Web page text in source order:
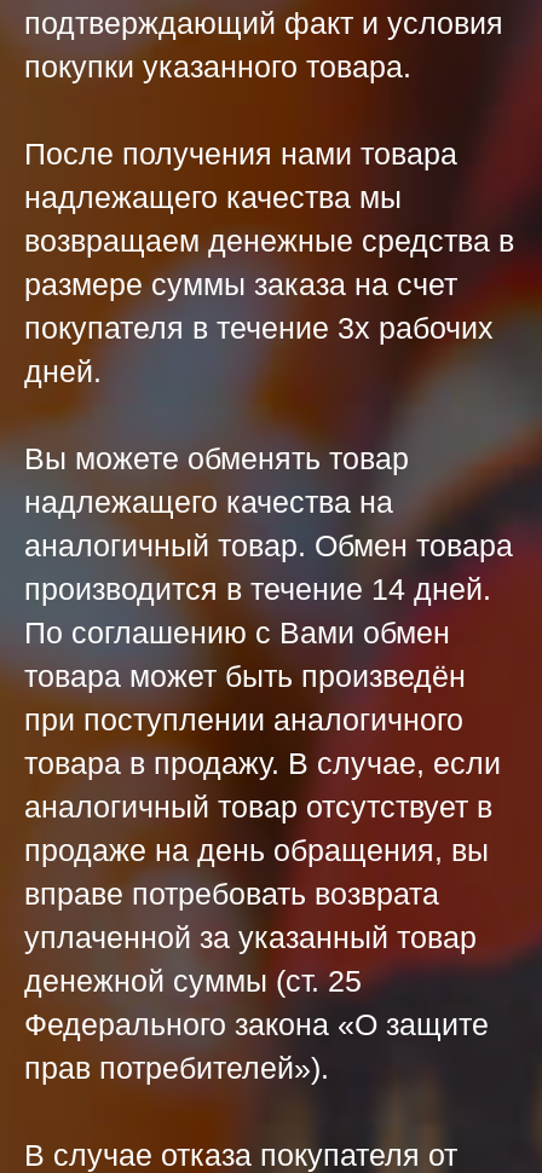
подтверждающий факт и условия
покупки указанного товара.
После получения нами товара
надлежащего качества мы
возвращаем денежные средства в
размере суммы заказа на счет
покупателя в течение 3х рабочих
дней.
Вы можете обменять товар
надлежащего качества на
аналогичный товар. Обмен товара
производится в течение 14 дней.
По соглашению с Вами обмен
товара может быть произведён
при поступлении аналогичного
товара в продажу. В случае, если
аналогичный товар отсутствует в
продаже на день обращения, вы
вправе потребовать возврата
уплаченной за указанный товар
денежной суммы (ст. 25
Федерального закона «О защите
прав потребителей»).
В случае отказа покупателя от